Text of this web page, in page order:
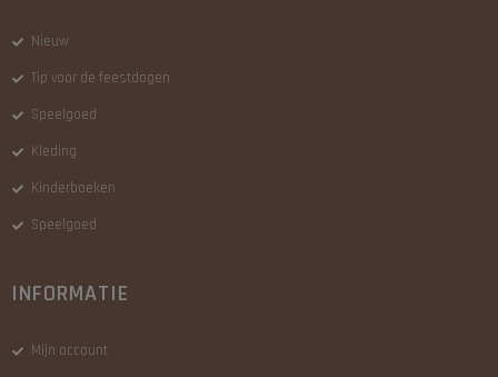
Nieuw
Tip voor de feestdagen
Speelgoed
Kleding
Kinderboeken
Speelgoed
INFORMATIE
Mijn account